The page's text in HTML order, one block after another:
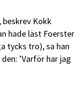
Kokk
hade läst Foerster
tycks tro), sa han
’Varför har jag